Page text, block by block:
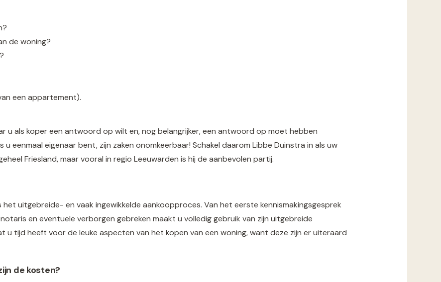
de woning?
een appartement).
u als koper een antwoord op wilt en, nog belangrijker, een antwoord op moet hebben
eenmaal eigenaar bent, zijn zaken onomkeerbaar! Schakel daarom Libbe Duinstra in als uw
Friesland, maar vooral in regio Leeuwarden is hij de aanbevolen partij.
uitgebreide- en vaak ingewikkelde aankoopproces. Van het eerste kennismakingsgesprek
en eventuele verborgen gebreken maakt u volledig gebruik van zijn uitgebreide
u tijd heeft voor de leuke aspecten van het kopen van een woning, want deze zijn er uiteraard
de kosten?